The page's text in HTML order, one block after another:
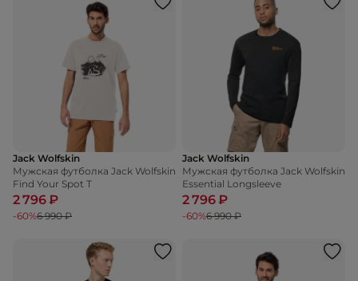
Jack Wolfskin
Мужская футболка Jack Wolfskin
Find Your Spot T
2 796 ₽
-60%6 990 ₽
Jack Wolfskin
Мужская футболка Jack Wolfskin
Essential Longsleeve
2 796 ₽
-60%6 990 ₽